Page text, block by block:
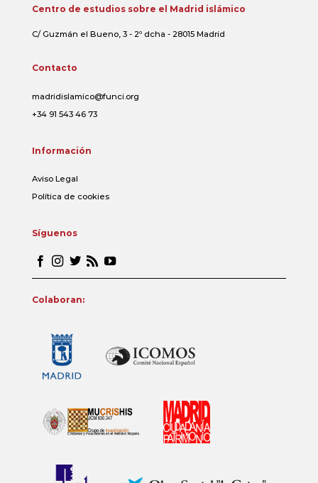
Centro de estudios sobre el Madrid islámico
C/ Guzmán el Bueno, 3 - 2º dcha - 28015 Madrid
Contacto
madridislamico@funci.org
+34 91 543 46 73
Información
Aviso Legal
Política de cookies
Síguenos
Colaboran: